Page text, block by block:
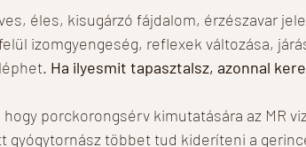
éles, kisugárzó fájdalom, érzészavar
izomgyengeség, reflexek változása,
Ha ilyesmit tapasztalsz, azonnal
porckorongsérv kimutatására az MR
gyógytornász többet tud kideríteni a